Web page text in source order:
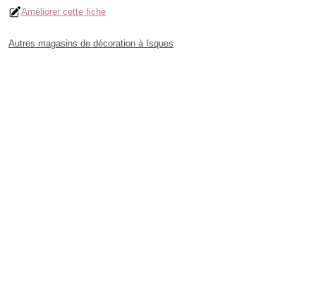
Améliorer cette fiche
Autres magasins de décoration à Isques